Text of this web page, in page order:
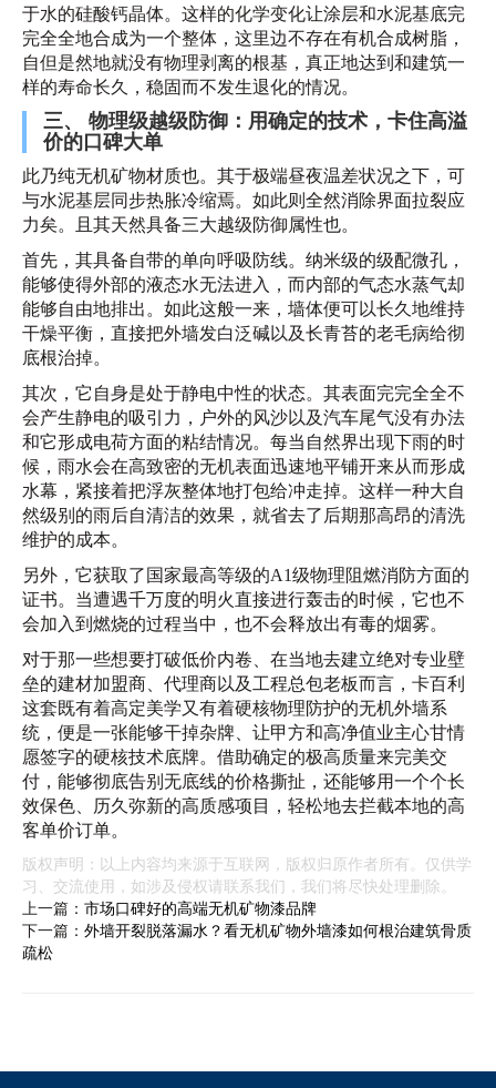
于水的硅酸钙晶体。这样的化学变化让涂层和水泥基底完
完全全地合成为一个整体，这里边不存在有机合成树脂，
自但是然地就没有物理剥离的根基，真正地达到和建筑一
样的寿命长久，稳固而不发生退化的情况。
三、 物理级越级防御：用确定的技术，卡住高溢
价的口碑大单
此乃纯无机矿物材质也。其于极端昼夜温差状况之下，可
与水泥基层同步热胀冷缩焉。如此则全然消除界面拉裂应
力矣。且其天然具备三大越级防御属性也。
首先，其具备自带的单向呼吸防线。纳米级的级配微孔，
能够使得外部的液态水无法进入，而内部的气态水蒸气却
能够自由地排出。如此这般一来，墙体便可以长久地维持
干燥平衡，直接把外墙发白泛碱以及长青苔的老毛病给彻
底根治掉。
其次，它自身是处于静电中性的状态。其表面完完全全不
会产生静电的吸引力，户外的风沙以及汽车尾气没有办法
和它形成电荷方面的粘结情况。每当自然界出现下雨的时
候，雨水会在高致密的无机表面迅速地平铺开来从而形成
水幕，紧接着把浮灰整体地打包给冲走掉。这样一种大自
然级别的雨后自清洁的效果，就省去了后期那高昂的清洗
维护的成本。
另外，它获取了国家最高等级的A1级物理阻燃消防方面的
证书。当遭遇千万度的明火直接进行轰击的时候，它也不
会加入到燃烧的过程当中，也不会释放出有毒的烟雾。
对于那一些想要打破低价内卷、在当地去建立绝对专业壁
垒的建材加盟商、代理商以及工程总包老板而言，卡百利
这套既有着高定美学又有着硬核物理防护的无机外墙系
统，便是一张能够干掉杂牌、让甲方和高净值业主心甘情
愿签字的硬核技术底牌。借助确定的极高质量来完美交
付，能够彻底告别无底线的价格撕扯，还能够用一个个长
效保色、历久弥新的高质感项目，轻松地去拦截本地的高
客单价订单。
版权声明：以上内容均来源于互联网，版权归原作者所有。仅供学
习、交流使用，如涉及侵权请联系我们，我们将尽快处理删除。
上一篇： 市场口碑好的高端无机矿物漆品牌
下一篇： 外墙开裂脱落漏水？看无机矿物外墙漆如何根治建筑骨质
疏松